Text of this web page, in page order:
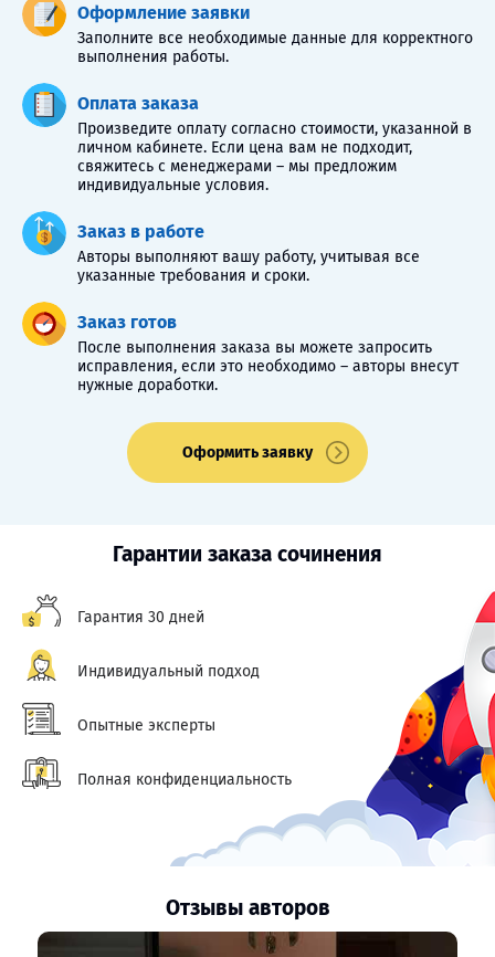
Оформление заявки
Заполните все необходимые данные для корректного
выполнения работы.
Оплата заказа
Произведите оплату согласно стоимости, указанной в
личном кабинете. Если цена вам не подходит,
свяжитесь с менеджерами – мы предложим
индивидуальные условия.
Заказ в работе
Авторы выполняют вашу работу, учитывая все
указанные требования и сроки.
Заказ готов
После выполнения заказа вы можете запросить
исправления, если это необходимо – авторы внесут
нужные доработки.
Оформить заявку
Гарантии заказа сочинения
Гарантия 30 дней
Индивидуальный подход
Опытные эксперты
Полная конфиденциальность
Отзывы авторов